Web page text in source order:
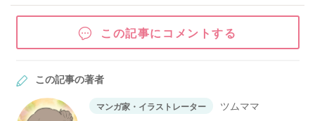
この記事にコメントする
この記事の著者
マンガ家・イラストレーター ツムママ